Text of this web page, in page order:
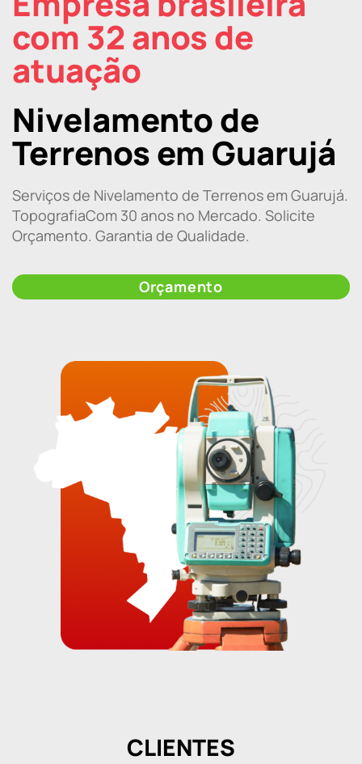
com 32 anos de
atuação
Nivelamento de
Terrenos em Guarujá
Serviços de Nivelamento de Terrenos em Guarujá.
TopografiaCom 30 anos no Mercado. Solicite
Orçamento. Garantia de Qualidade.
Orçamento
CLIENTES